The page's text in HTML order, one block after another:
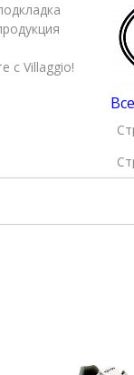
с Villaggio!